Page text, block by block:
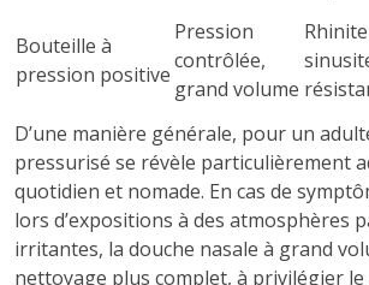
Bouteille à
pression positive
Pression
contrôlée,
grand volume
D’une manière générale, pour un
pressurisé se révèle particulièrement
quotidien et nomade. En cas de
lors d’expositions à des atmosphères
irritantes, la douche nasale à grand
nettoyage plus complet, à privilégier le